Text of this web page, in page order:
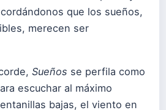
que los sueños,
merecen ser
Sueños se perfila como
escuchar al máximo
bajas, el viento en